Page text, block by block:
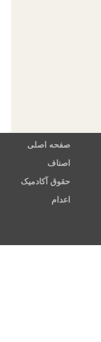
صفحه اصلی
اصناف
حقوق آکادمیک
اعدام